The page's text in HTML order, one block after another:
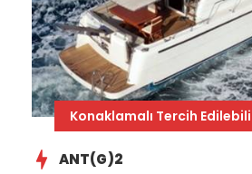
Konaklamalı Tercih
ANT(G)2